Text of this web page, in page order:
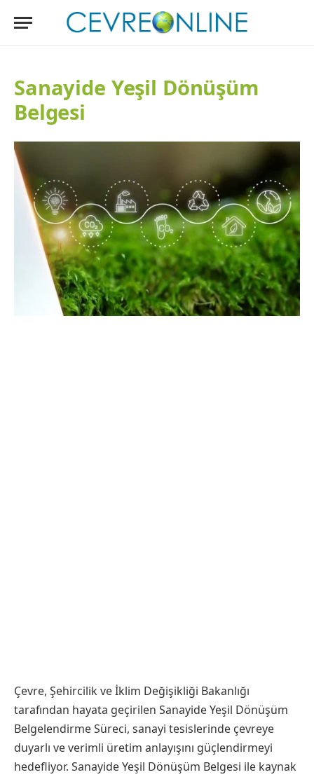
Sanayide Yeşil Dönüşüm
Belgesi
Çevre, Şehircilik ve İklim Değişikliği Bakanlığı
tarafından hayata geçirilen Sanayide Yeşil Dönüşüm
Belgelendirme Süreci, sanayi tesislerinde çevreye
duyarlı ve verimli üretim anlayışını güçlendirmeyi
hedefliyor. Sanayide Yeşil Dönüşüm Belgesi ile kaynak